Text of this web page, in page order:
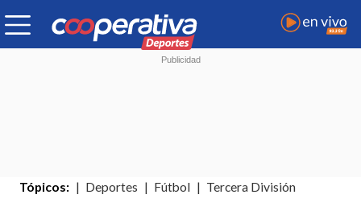
Tópicos: Deportes Fútbol Tercera División